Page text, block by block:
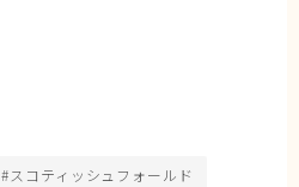
#スコティッシュフォールド